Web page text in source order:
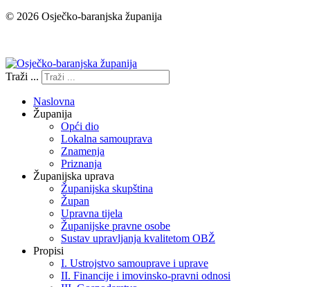
© 2026 Osječko-baranjska županija
Traži ...
Naslovna
Županija
Opći dio
Lokalna samouprava
Znamenja
Priznanja
Županijska uprava
Županijska skupština
Župan
Upravna tijela
Županijske pravne osobe
Sustav upravljanja kvalitetom OBŽ
Propisi
I. Ustrojstvo samouprave i uprave
II. Financije i imovinsko-pravni odnosi